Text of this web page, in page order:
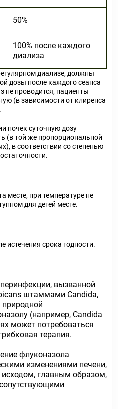
50%
100% после каждого
диализа
диализе, должны
дозы после каждого сеанса
не проводится, пациенты
(в зависимости от клиренса
почек суточную дозу
(в той же пропорциональной
в соответствии со степенью
месте, при температуре не
для детей месте.
истечения срока годности.
вызванной
штаммами Candida,
(например, Candida
может потребоваться
терапия.
флуконазола
изменениями печени,
главным образом,